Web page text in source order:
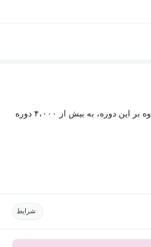
با خرید اشتراک مکتب‌پلاس، علاوه بر این دوره، به بیش از ۴،۰۰۰ دوره
شرایط